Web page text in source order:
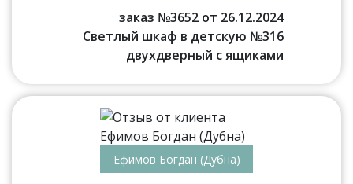
заказ №3652 от 26.12.2024
Светлый шкаф в детскую №316
двухдверный с ящиками
Ефимов Богдан (Дубна)